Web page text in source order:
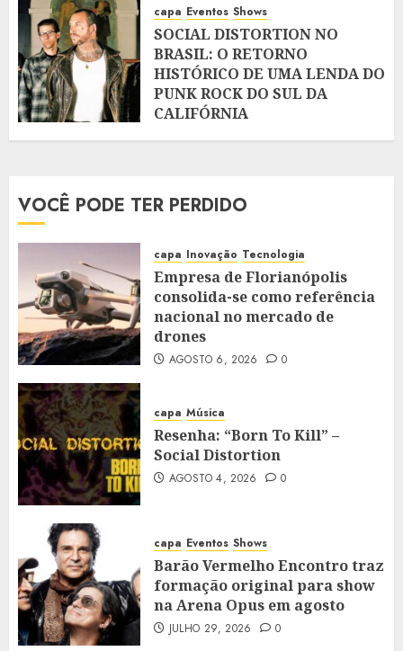
capa Eventos Shows
SOCIAL DISTORTION NO
BRASIL: O RETORNO
HISTÓRICO DE UMA LENDA DO
PUNK ROCK DO SUL DA
CALIFÓRNIA
JULHO 28, 2026 0
VOCÊ PODE TER PERDIDO
capa Inovação Tecnologia
Empresa de Florianópolis
consolida-se como referência
nacional no mercado de
drones
AGOSTO 6, 2026 0
capa Música
Resenha: “Born To Kill” –
Social Distortion
AGOSTO 4, 2026 0
capa Eventos Shows
Barão Vermelho Encontro traz
formação original para show
na Arena Opus em agosto
JULHO 29, 2026 0